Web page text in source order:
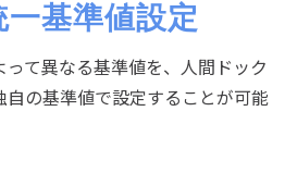
一基準値設定
って異なる基準値を、人間ドック
自の基準値で設定することが可能